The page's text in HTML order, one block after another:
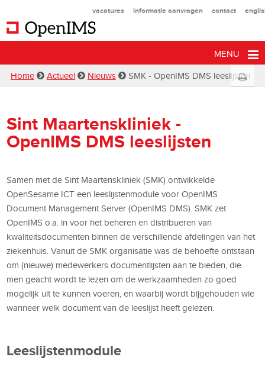
vacatures informatie aanvragen contact
MENU
Home Actueel Nieuws SMK - OpenIMS DMS leeslijsten
Sint Maartenskliniek -
OpenIMS DMS leeslijsten
Samen met de Sint Maartenskliniek (SMK) ontwikkelde
OpenSesame ICT een leeslijstenmodule voor OpenIMS
Document Management Server (OpenIMS DMS). SMK zet
OpenIMS o.a. in voor het beheren en distribueren van
kwaliteitsdocumenten binnen de verschillende afdelingen van het
ziekenhuis. Vanuit de SMK organisatie was de behoefte ontstaan
om (nieuwe) medewerkers documentlijsten aan te bieden, die
men geacht wordt te lezen om de werkzaamheden zo goed
mogelijk uit te kunnen voeren, en waarbij wordt bijgehouden wie
wanneer welk document van de leeslijst heeft gelezen.
Leeslijstenmodule